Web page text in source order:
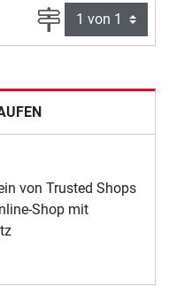
Seite
von Trusted Shops
Shop mit